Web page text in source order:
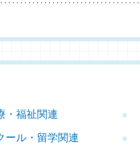
・福祉関連
●
ール・留学関連
●